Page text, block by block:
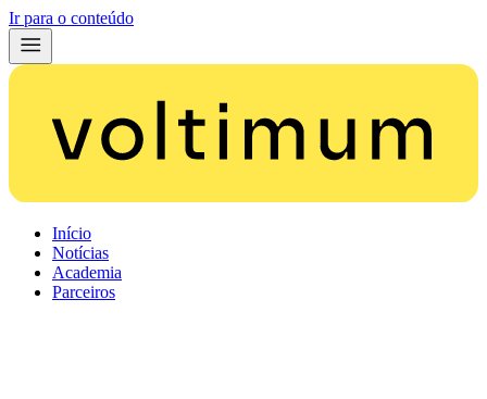
Ir para o conteúdo
Início
Notícias
Academia
Parceiros